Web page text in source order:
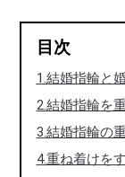
目次
1.結婚指輪と
2.結婚指輪を
3.結婚指輪の
4.重ね着けを